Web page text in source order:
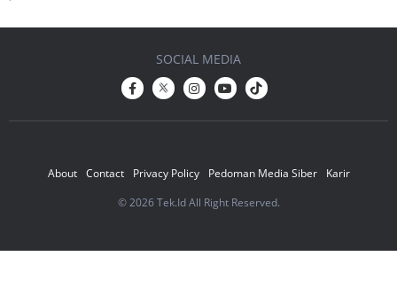
About Contact Privacy Policy Pedoman Media Siber
Karir
© 2026 Tek.Id All Right Reserved.
SOCIAL MEDIA